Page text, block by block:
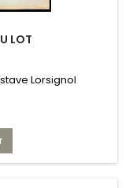
LOT
Lorsignol